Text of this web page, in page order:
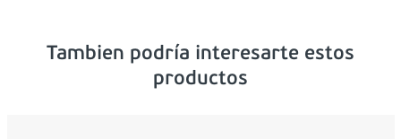
Tambien podría interesarte estos
productos